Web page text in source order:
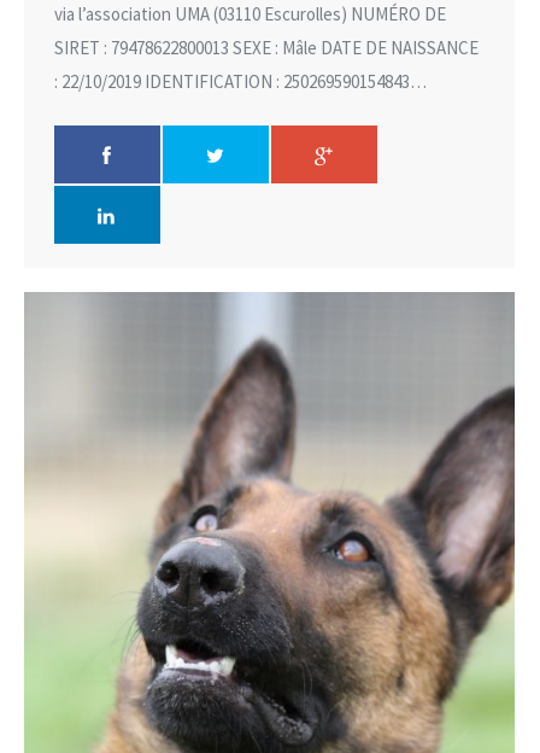
via l’association UMA (03110 Escurolles) NUMÉRO DE
SIRET : 79478622800013 SEXE : Mâle DATE DE NAISSANCE
: 22/10/2019 IDENTIFICATION : 250269590154843…